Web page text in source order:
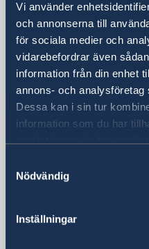
Vi använder
och annonserna till
för sociala medier och
vidarebefordrar även
information från din enhet
annons- och
Dessa kan i sin tur
information som du har
Nödvändig
Inställningar
Embassy
Visiting address
Embassy of
Strojarska 20
10 000 Zagreb
Postal address
Embassy of
10 000 Zagreb
Phone
+385 1 492 51 00